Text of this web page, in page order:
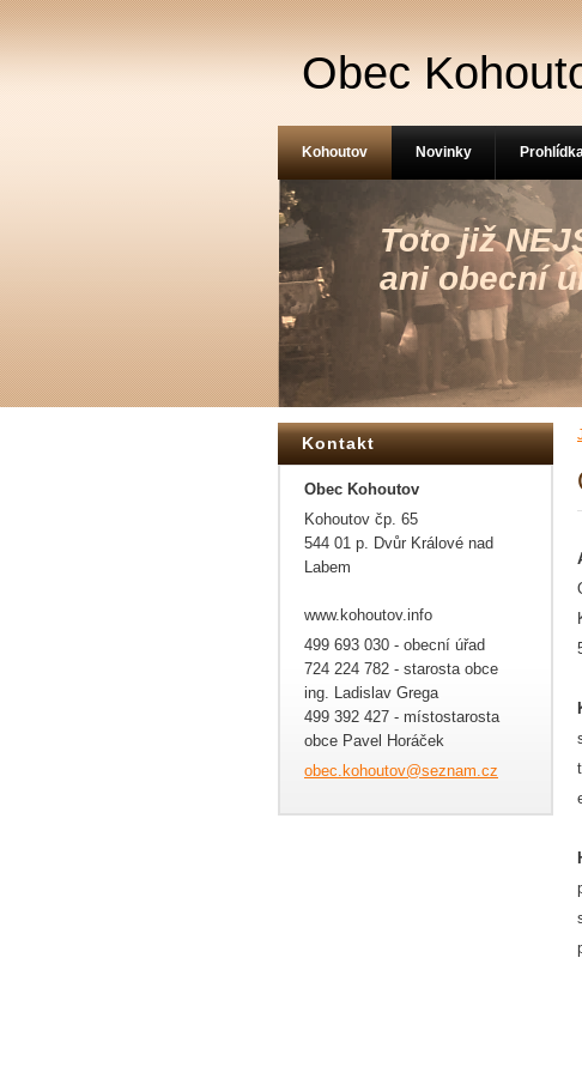
Obec
Toto již
ani obecní
Kontakt
Obec Kohoutov
Kohoutov čp. 65
544 01 p. Dvůr Králové nad
Labem
www.kohoutov.info
499 693 030 - obecní úřad
724 224 782 - starosta obce
ing. Ladislav Grega
499 392 427 - místostarosta
obce Pavel Horáček
obec.kohoutov@seznam.cz
Kohoutov Novinky